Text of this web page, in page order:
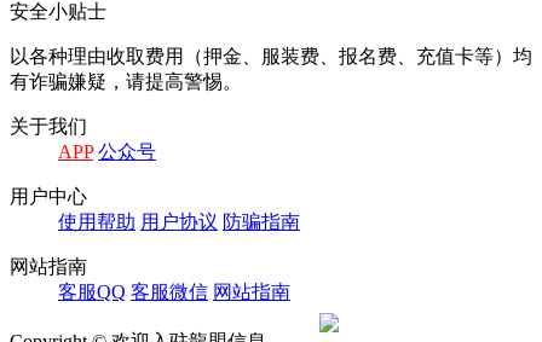
安全小贴士
以各种理由收取费⽤（押⾦、服装费、报名费、充值卡等）均
有诈骗嫌疑，请提⾼警惕。
关于我们
APP 公众号
⽤户中⼼
使⽤帮助 ⽤户协议 防骗指南
⽹站指南
客服QQ 客服微信 ⽹站指南